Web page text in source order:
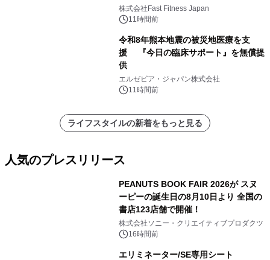
株式会社Fast Fitness Japan
11時間前
令和8年熊本地震の被災地医療を支
援 『今日の臨床サポート』を無償提
供
エルゼビア・ジャパン株式会社
11時間前
ライフスタイルの新着をもっと見る
人気のプレスリリース
PEANUTS BOOK FAIR 2026が スヌ
ーピーの誕生日の8月10日より 全国の
書店123店舗で開催！
株式会社ソニー・クリエイティブプロダクツ
16時間前
エリミネーター/SE専用シート